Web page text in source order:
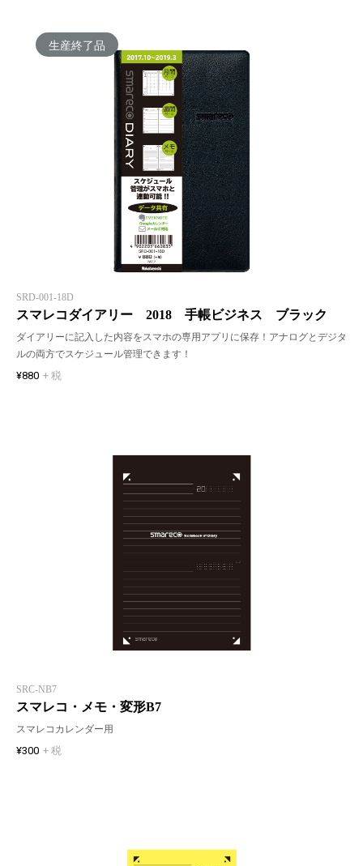
生産終了品
SRD-001-18D
スマレコダイアリー 2018 手帳ビジネス ブラック
ダイアリーに記入した内容をスマホの専用アプリに保存！アナログとデジタ
ルの両方でスケジュール管理できます！
¥880 + 税
SRC-NB7
スマレコ・メモ・変形B7
スマレコカレンダー用
¥300 + 税